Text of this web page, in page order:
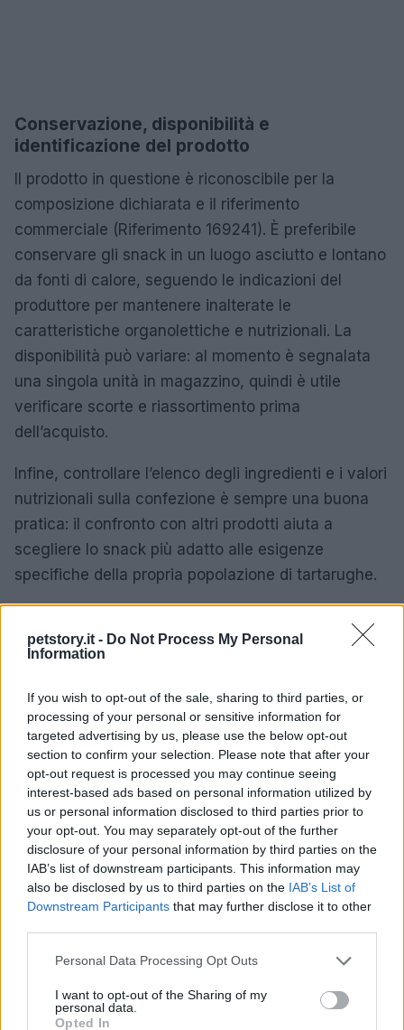
petstory.it - Do Not Process My Personal
Information
If you wish to opt-out of the sale, sharing to third parties, or
processing of your personal or sensitive information for
targeted advertising by us, please use the below opt-out
section to confirm your selection. Please note that after your
opt-out request is processed you may continue seeing
interest-based ads based on personal information utilized by
us or personal information disclosed to third parties prior to
your opt-out. You may separately opt-out of the further
disclosure of your personal information by third parties on the
IAB’s list of downstream participants. This information may
also be disclosed by us to third parties on the IAB’s List of
Downstream Participants that may further disclose it to other
Please note that this website/app uses one or more Google
not limited to your visit or usage behaviour. You may click to
grant or deny consent to Google and its third-party tags to
Personal Data Processing Opt Outs
I want to opt-out of the Sharing of my
personal data.
Opted In
Conservazione, disponibilità e
identificazione del prodotto
Il prodotto in questione è riconoscibile per la
composizione dichiarata e il riferimento
commerciale (Riferimento 169241). È preferibile
conservare gli snack in un luogo asciutto e lontano
da fonti di calore, seguendo le indicazioni del
produttore per mantenere inalterate le
caratteristiche organolettiche e nutrizionali. La
disponibilità può variare: al momento è segnalata
una singola unità in magazzino, quindi è utile
verificare scorte e riassortimento prima
dell’acquisto.
Infine, controllare l’elenco degli ingredienti e i valori
nutrizionali sulla confezione è sempre una buona
pratica: il confronto con altri prodotti aiuta a
scegliere lo snack più adatto alle esigenze
specifiche della propria popolazione di tartarughe.
dieta delle tartarughe, è consigliabile consultare un
è giovane, in fase di crescita o presenta condizioni
cliniche particolari. Il veterinario può suggerire
frequenze di somministrazione e verificare che
l’apporto minerale non alteri l’equilibrio nutrizionale
complessivo. Monitorare peso, lucentezza del
carapace e comportamento alimentare aiuta a
individuare tempestivamente eventuali reazioni
indesiderate.
Integrare questi alimenti a unmangime di base
completo e seguire le indicazioni veterinarie
garantisce benefici senza compromettere lo stato
di salute degli animali.